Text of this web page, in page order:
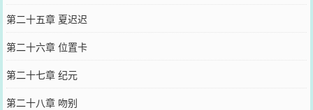
第二十五章 夏迟迟
第二十六章 位置卡
第二十七章 纪元
第二十八章 吻别